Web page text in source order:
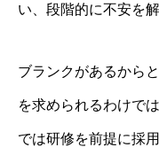
い、段階的に不安を
ブランクがあるから
を求められるわけで
では研修を前提に採